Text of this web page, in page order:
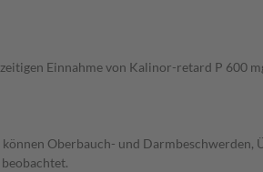
Einnahme von Kalinor-retard P 600
Oberbauch- und